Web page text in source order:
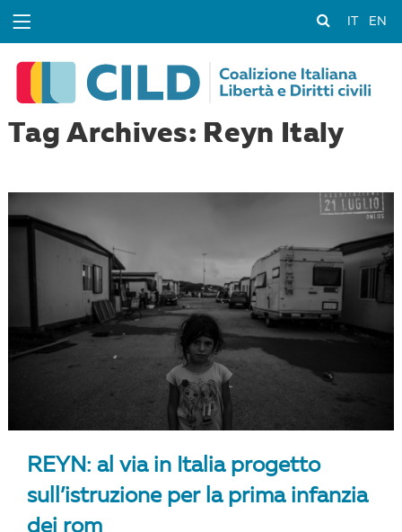
EN
Tag Archives: Reyn Italy
REYN: al via in Italia progetto
sull’istruzione per la prima infanzia
dei rom